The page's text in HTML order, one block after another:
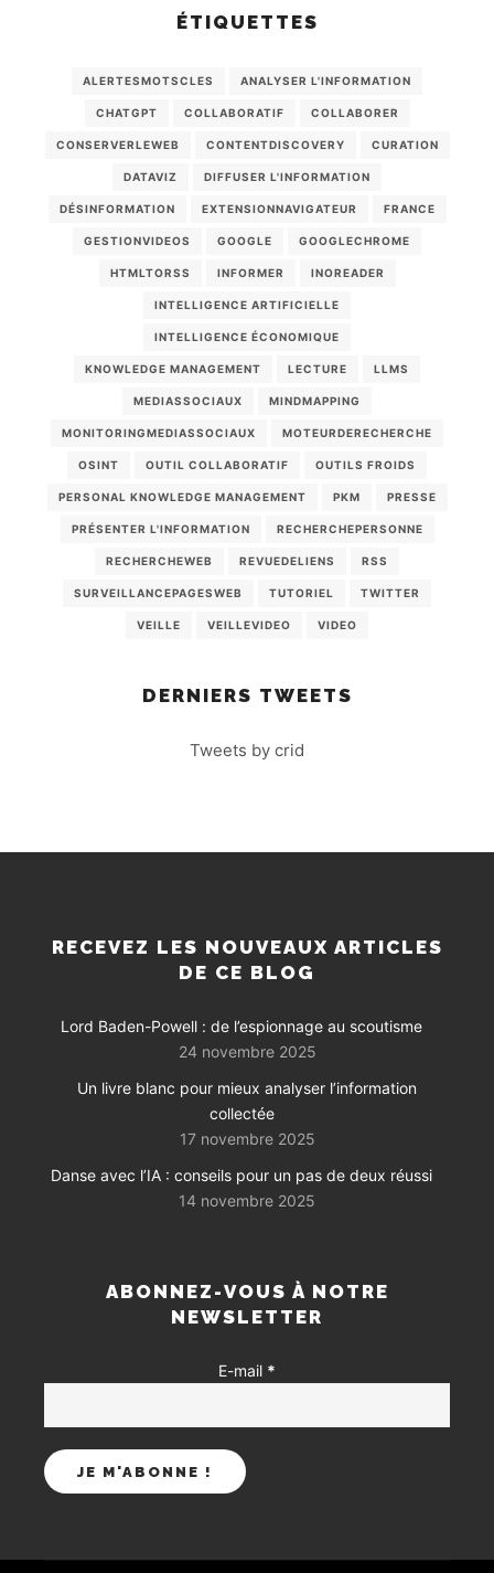
ÉTIQUETTES
ALERTESMOTSCLES ANALYSER L'INFORMATION
CHATGPT COLLABORATIF COLLABORER
CONSERVERLEWEB CONTENTDISCOVERY CURATION
DATAVIZ DIFFUSER L'INFORMATION
DÉSINFORMATION EXTENSIONNAVIGATEUR FRANCE
GESTIONVIDEOS GOOGLE GOOGLECHROME
HTMLTORSS INFORMER INOREADER
INTELLIGENCE ARTIFICIELLE
INTELLIGENCE ÉCONOMIQUE
KNOWLEDGE MANAGEMENT LECTURE LLMS
MEDIASSOCIAUX MINDMAPPING
MONITORINGMEDIASSOCIAUX MOTEURDERECHERCHE
OSINT OUTIL COLLABORATIF OUTILS FROIDS
PERSONAL KNOWLEDGE MANAGEMENT PKM PRESSE
PRÉSENTER L'INFORMATION RECHERCHEPERSONNE
RECHERCHEWEB REVUEDELIENS RSS
SURVEILLANCEPAGESWEB TUTORIEL TWITTER
VEILLE VEILLEVIDEO VIDEO
DERNIERS TWEETS
Tweets by crid
RECEVEZ LES NOUVEAUX ARTICLES
DE CE BLOG
Lord Baden-Powell : de l’espionnage au scoutisme
24 novembre 2025
Un livre blanc pour mieux analyser l’information
collectée
17 novembre 2025
Danse avec l’IA : conseils pour un pas de deux réussi
14 novembre 2025
ABONNEZ-VOUS À NOTRE
NEWSLETTER
E-mail *